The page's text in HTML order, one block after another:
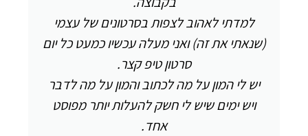
למדתי לאהוב לצפות בסרטונים של עצמי
(שנאתי את זה) ואני מעלה עכשיו כמעט כל יום
סרטון טיפ קצר.
יש לי המון על מה לכתוב והמון על מה לדבר
ויש ימים שיש לי חשק להעלות יותר מפוסט
אחד.